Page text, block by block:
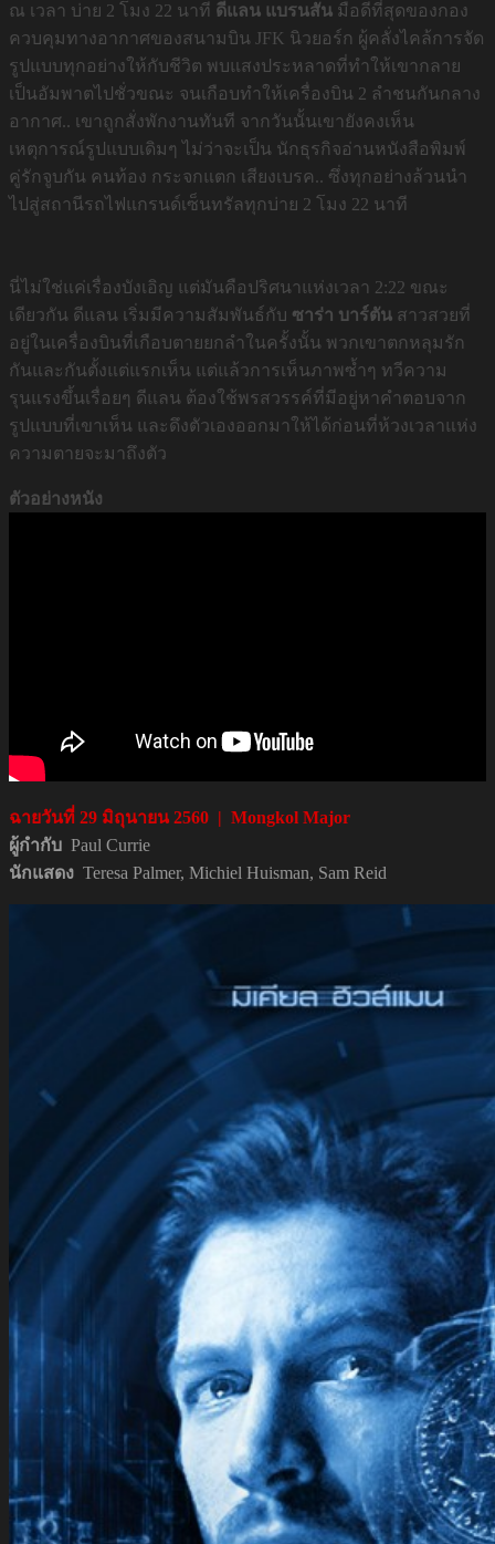
ณ เวลา บ่าย 2 โมง 22 นาที ดีแลน แบรนสัน มือดีที่สุดของกอง
ควบคุมทางอากาศของสนามบิน JFK นิวยอร์ก ผู้คลั่งไคล้การจัด
รูปแบบทุกอย่างให้กับชีวิต พบแสงประหลาดที่ทำให้เขากลาย
เป็นอัมพาตไปชั่วขณะ จนเกือบทำให้เครื่องบิน 2 ลำชนกันกลาง
อากาศ.. เขาถูกสั่งพักงานทันที จากวันนั้นเขายังคงเห็น
เหตุการณ์รูปแบบเดิมๆ ไม่ว่าจะเป็น นักธุรกิจอ่านหนังสือพิมพ์
คู่รักจูบกัน คนท้อง กระจกแตก เสียงเบรค.. ซึ่งทุกอย่างล้วนนำ
ไปสู่สถานีรถไฟแกรนด์เซ็นทรัลทุกบ่าย 2 โมง 22 นาที
นี่ไม่ใช่แค่เรื่องบังเอิญ แต่มันคือปริศนาแห่งเวลา 2:22 ขณะ
เดียวกัน ดีแลน เริ่มมีความสัมพันธ์กับ ซาร่า บาร์ตัน สาวสวยที่
อยู่ในเครื่องบินที่เกือบตายยกลำในครั้งนั้น พวกเขาตกหลุมรัก
กันและกันตั้งแต่แรกเห็น แต่แล้วการเห็นภาพซ้ำๆ ทวีความ
รุนแรงขึ้นเรื่อยๆ ดีแลน ต้องใช้พรสวรรค์ที่มีอยู่หาคำตอบจาก
รูปแบบที่เขาเห็น และดึงตัวเองออกมาให้ได้ก่อนที่ห้วงเวลาแห่ง
ความตายจะมาถึงตัว
ตัวอย่างหนัง
ฉายวันที่ 29 มิถุนายน2560 | Mongkol Major
ผู้กำกับ Paul Currie
นักแสดง Teresa Palmer, Michiel Huisman, Sam Reid